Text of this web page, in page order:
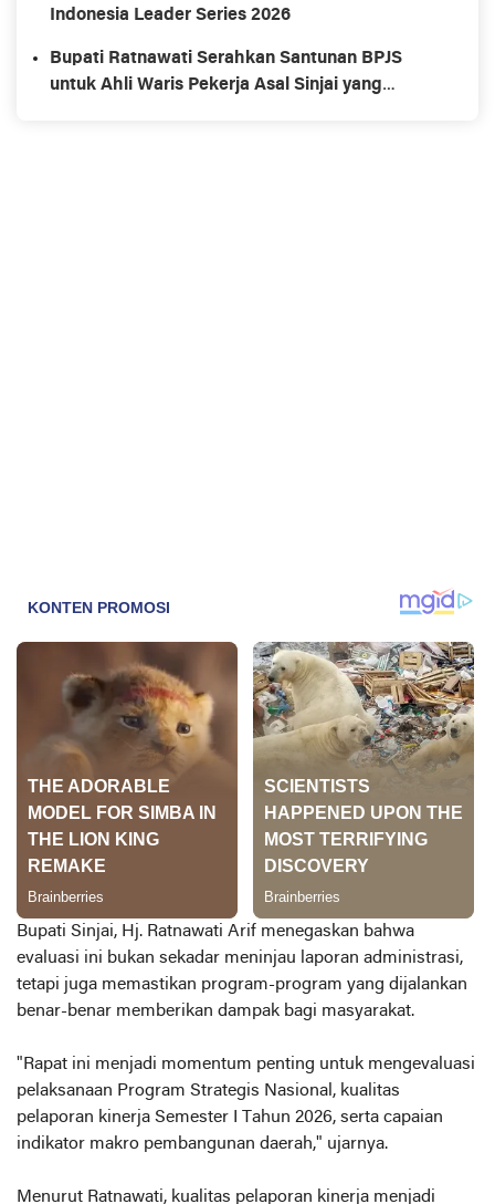
Indonesia Leader Series 2026
Bupati Ratnawati Serahkan Santunan BPJS
untuk Ahli Waris Pekerja Asal Sinjai yang
Bupati Sinjai, Hj. Ratnawati Arif menegaskan bahwa
evaluasi ini bukan sekadar meninjau laporan administrasi,
tetapi juga memastikan program-program yang dijalankan
benar-benar memberikan dampak bagi masyarakat.
"Rapat ini menjadi momentum penting untuk mengevaluasi
pelaksanaan Program Strategis Nasional, kualitas
pelaporan kinerja Semester I Tahun 2026, serta capaian
indikator makro pembangunan daerah," ujarnya.
Menurut Ratnawati, kualitas pelaporan kinerja menjadi